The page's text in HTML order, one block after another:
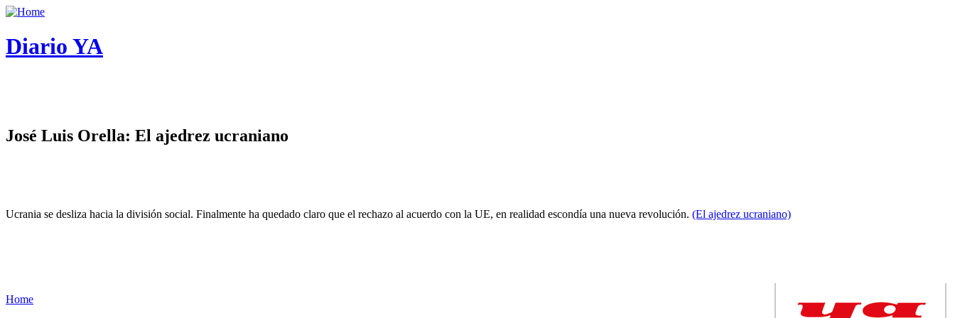
Diario YA
José Luis Orella: El ajedrez ucraniano
Ucrania se desliza hacia la división social. Finalmente ha quedado claro que el rechazo al acuerdo con la UE, en realidad escondía una nueva revolución. (El ajedrez ucraniano)
Home